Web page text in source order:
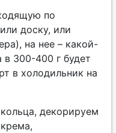
по
доску, или
на нее – какой-
в 300-400 г будет
в холодильник на
декорируем